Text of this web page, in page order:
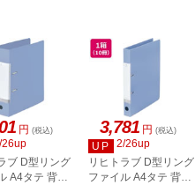
円 (税込)
26up
ブ D型リング
A4タテ 背幅
3,781 円 (税込)
UP
2/26up
リヒトラブ D型リング
ファイル A4タテ 背幅